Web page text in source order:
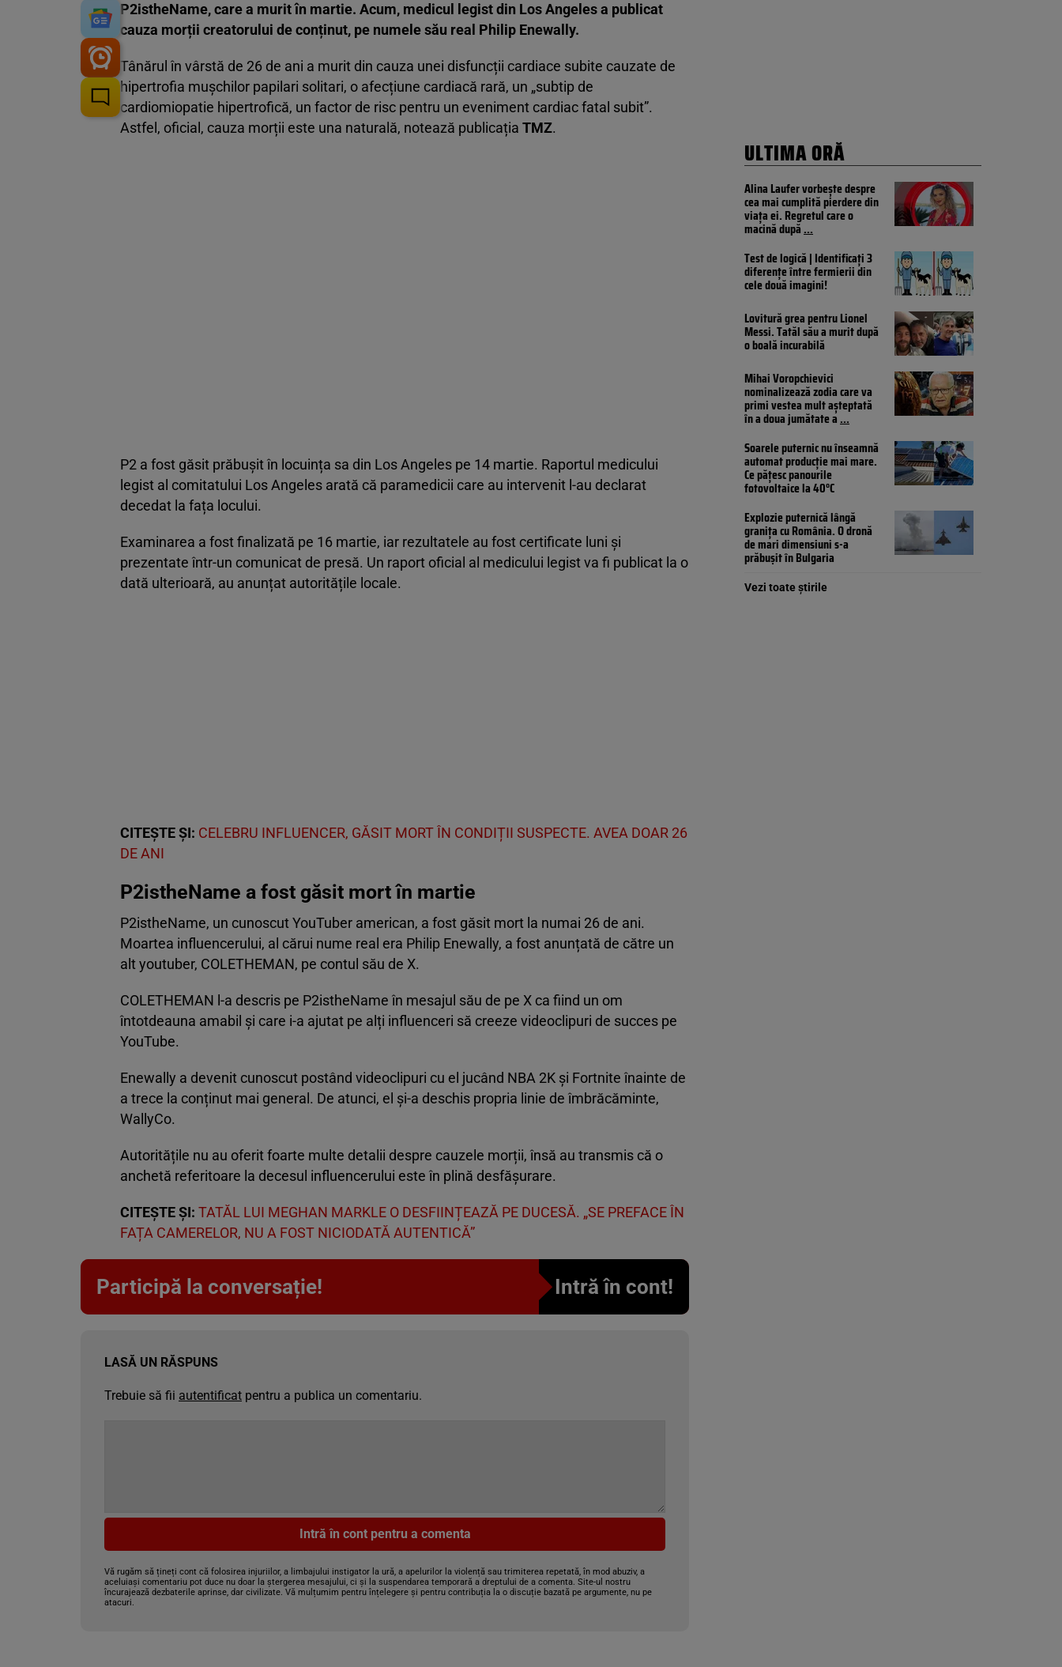
P2istheName, care a murit în martie. Acum, medicul legist din Los Angeles a publicat
cauza morții creatorului de conținut, pe numele său real Philip Enewally.
Tânărul în vârstă de 26 de ani a murit din cauza unei disfuncții cardiace subite cauzate de
hipertrofia mușchilor papilari solitari, o afecțiune cardiacă rară, un „subtip de
cardiomiopatie hipertrofică, un factor de risc pentru un eveniment cardiac fatal subit”.
Astfel, oficial, cauza morții este una naturală, notează publicația TMZ.
P2 a fost găsit prăbușit în locuința sa din Los Angeles pe 14 martie. Raportul medicului
legist al comitatului Los Angeles arată că paramedicii care au intervenit l-au declarat
decedat la fața locului.
Examinarea a fost finalizată pe 16 martie, iar rezultatele au fost certificate luni și
prezentate într-un comunicat de presă. Un raport oficial al medicului legist va fi publicat la o
dată ulterioară, au anunțat autoritățile locale.
CITEȘTE ȘI: CELEBRU INFLUENCER, GĂSIT MORT ÎN CONDIȚII SUSPECTE. AVEA DOAR 26
DE ANI
P2istheName a fost găsit mort în martie
P2istheName, un cunoscut YouTuber american, a fost găsit mort la numai 26 de ani.
Moartea influencerului, al cărui nume real era Philip Enewally, a fost anunțată de către un
alt youtuber, COLETHEMAN, pe contul său de X.
COLETHEMAN l-a descris pe P2istheName în mesajul său de pe X ca fiind un om
întotdeauna amabil și care i-a ajutat pe alți influenceri să creeze videoclipuri de succes pe
YouTube.
Enewally a devenit cunoscut postând videoclipuri cu el jucând NBA 2K și Fortnite înainte de
a trece la conținut mai general. De atunci, el și-a deschis propria linie de îmbrăcăminte,
WallyCo.
Autoritățile nu au oferit foarte multe detalii despre cauzele morții, însă au transmis că o
anchetă referitoare la decesul influencerului este în plină desfășurare.
CITEȘTE ȘI: TATĂL LUI MEGHAN MARKLE O DESFIINȚEAZĂ PE DUCESĂ. „SE PREFACE ÎN
FAȚA CAMERELOR, NU A FOST NICIODATĂ AUTENTICĂ”
Participă la conversație! Intră în cont!
LASĂ UN RĂSPUNS
Trebuie să fii autentificat pentru a publica un comentariu.
Intră în cont pentru a comenta
Vă rugăm să țineți cont că folosirea injuriilor, a limbajului instigator la ură, a apelurilor la violență sau trimiterea repetată, în mod abuziv, a
aceluiași comentariu pot duce nu doar la ștergerea mesajului, ci și la suspendarea temporară a dreptului de a comenta. Site-ul nostru
încurajează dezbaterile aprinse, dar civilizate. Vă mulțumim pentru înțelegere și pentru contribuția la o discuție bazată pe argumente, nu pe
atacuri.
ULTIMA ORĂ
Alina Laufer vorbește despre
cea mai cumplită pierdere din
viața ei. Regretul care o
macină după...
Test de logică | Identificați 3
diferențe între fermierii din
cele două imagini!
Lovitură grea pentru Lionel
Messi. Tatăl său a murit după
o boală incurabilă
Mihai Voropchievici
nominalizează zodia care va
primi vestea mult așteptată
în a doua jumătate a...
Soarele puternic nu înseamnă
automat producție mai mare.
Ce pățesc panourile
fotovoltaice la 40°C
Explozie puternică lângă
granița cu România. O dronă
de mari dimensiuni s-a
prăbușit în Bulgaria
Vezi toate știrile